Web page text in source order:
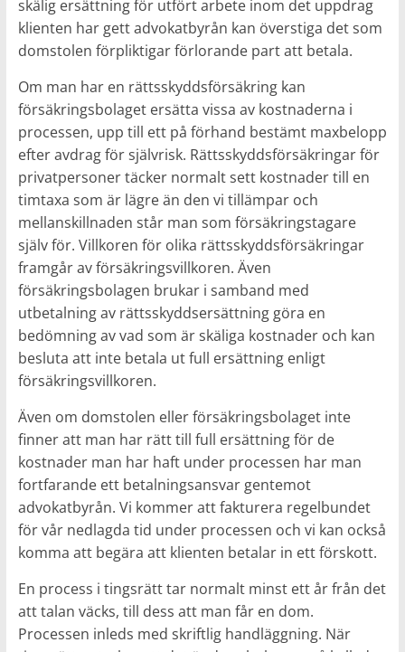
skälig ersättning för utfört arbete inom det uppdrag
klienten har gett advokatbyrån kan överstiga det som
domstolen förpliktigar förlorande part att betala.
Om man har en rättsskyddsförsäkring kan
försäkringsbolaget ersätta vissa av kostnaderna i
processen, upp till ett på förhand bestämt maxbelopp
efter avdrag för självrisk. Rättsskyddsförsäkringar för
privatpersoner täcker normalt sett kostnader till en
timtaxa som är lägre än den vi tillämpar och
mellanskillnaden står man som försäkringstagare
själv för. Villkoren för olika rättsskyddsförsäkringar
framgår av försäkringsvillkoren. Även
försäkringsbolagen brukar i samband med
utbetalning av rättsskyddsersättning göra en
bedömning av vad som är skäliga kostnader och kan
besluta att inte betala ut full ersättning enligt
försäkringsvillkoren.
Även om domstolen eller försäkringsbolaget inte
finner att man har rätt till full ersättning för de
kostnader man har haft under processen har man
fortfarande ett betalningsansvar gentemot
advokatbyrån. Vi kommer att fakturera regelbundet
för vår nedlagda tid under processen och vi kan också
komma att begära att klienten betalar in ett förskott.
En process i tingsrätt tar normalt minst ett år från det
att talan väcks, till dess att man får en dom.
Processen inleds med skriftlig handläggning. När